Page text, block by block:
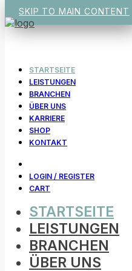
SKIP TO MAIN CONTENT
STARTSEITE
LEISTUNGEN
BRANCHEN
ÜBER UNS
KARRIERE
SHOP
KONTAKT
LOGIN / REGISTER
CART
STARTSEITE
LEISTUNGEN
BRANCHEN
ÜBER UNS